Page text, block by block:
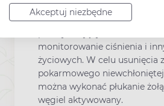
Akceptuj niezbędne
przypadkach (masywne
konieczne może być
monitorowanie ciśnienia i
życiowych. W celu usunięcia
pokarmowego
można wykonać płukanie
węgiel aktywowany.